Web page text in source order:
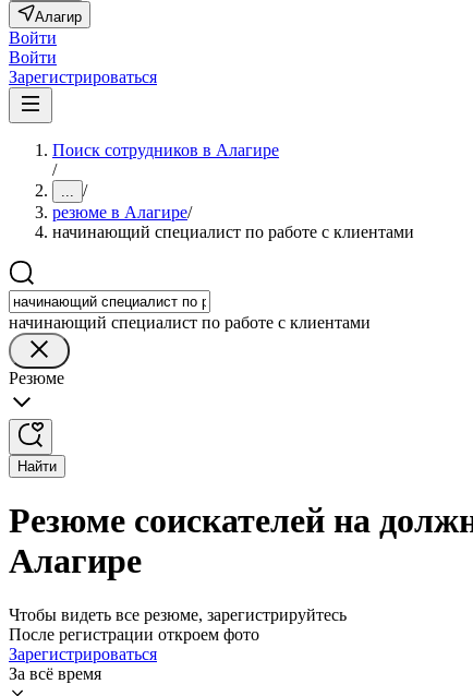
Алагир
Войти
Войти
Зарегистрироваться
Поиск сотрудников в Алагире
/
... /
резюме в Алагире/
начинающий специалист по работе с клиентами
начинающий специалист по работе с клиентами
Резюме
Найти
Резюме соискателей на
Алагире
Чтобы видеть все резюме, зарегистрируйтесь
После регистрации откроем фото
Зарегистрироваться
За всё время